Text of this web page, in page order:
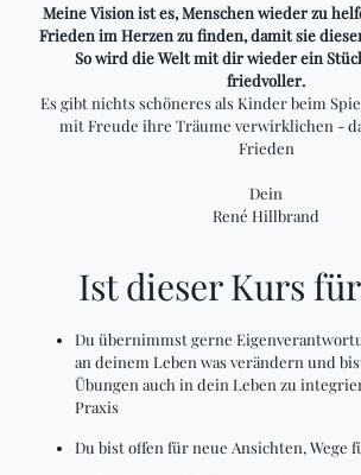
Meine Vision ist es, Menschen wieder zu
Frieden im Herzen zu finden, damit sie
So wird die Welt mit dir wieder ein
friedvoller.
Es gibt nichts schöneres als Kinder beim
mit Freude ihre Träume verwirklichen -
Frieden
Dein
René Hillbrand
Ist dieser Kurs
Du übernimmst gerne
an deinem Leben was verändern und
Übungen auch in dein Leben zu
Praxis
Du bist offen für neue Ansichten, Wege